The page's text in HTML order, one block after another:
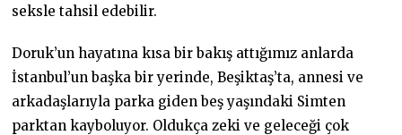
seksle tahsil edebilir.
Doruk’un hayatına kısa bir bakış attığımız anlarda
İstanbul’un başka bir yerinde, Beşiktaş’ta, annesi ve
arkadaşlarıyla parka giden beş yaşındaki Simten
parktan kayboluyor. Oldukça zeki ve geleceği çok